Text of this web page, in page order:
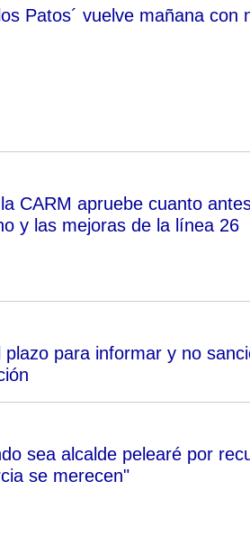
Patos´ vuelve mañana con
CARM apruebe cuanto
y las mejoras de la línea 26
para informar y no
sea alcalde pelearé por
se merecen"